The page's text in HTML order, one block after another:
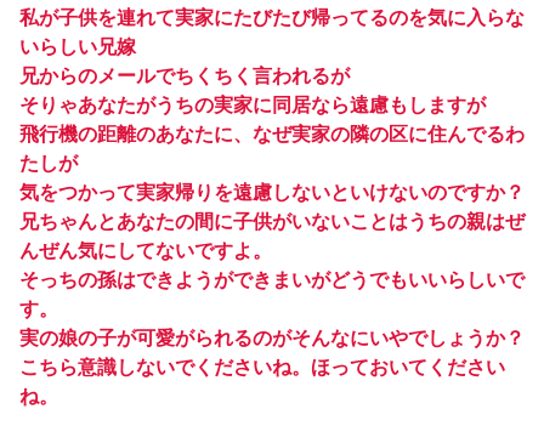
私が子供を連れて実家にたびたび帰ってるのを気に入らな
いらしい兄嫁
兄からのメールでちくちく言われるが
そりゃあなたがうちの実家に同居なら遠慮もしますが
飛行機の距離のあなたに、なぜ実家の隣の区に住んでるわ
たしが
気をつかって実家帰りを遠慮しないといけないのですか？
兄ちゃんとあなたの間に子供がいないことはうちの親はぜ
んぜん気にしてないですよ。
そっちの孫はできようができまいがどうでもいいらしいで
す。
実の娘の子が可愛がられるのがそんなにいやでしょうか？
こちら意識しないでくださいね。ほっておいてください
ね。